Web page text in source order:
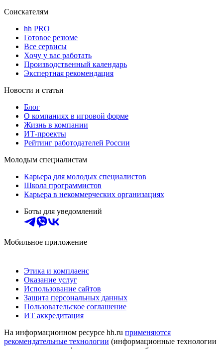
Соискателям
hh PRO
Готовое резюме
Все сервисы
Хочу у вас работать
Производственный календарь
Экспертная рекомендация
Новости и статьи
Блог
О компаниях в игровой форме
Жизнь в компании
ИТ-проекты
Рейтинг работодателей России
Молодым специалистам
Карьера для молодых специалистов
Школа программистов
Карьера в некоммерческих организациях
Боты для уведомлений
Мобильное приложение
Этика и комплаенс
Оказание услуг
Использование сайтов
Защита персональных данных
Пользовательское соглашение
ИТ аккредитация
На информационном ресурсе hh.ru применяются
рекомендательные технологии (информационные технологии